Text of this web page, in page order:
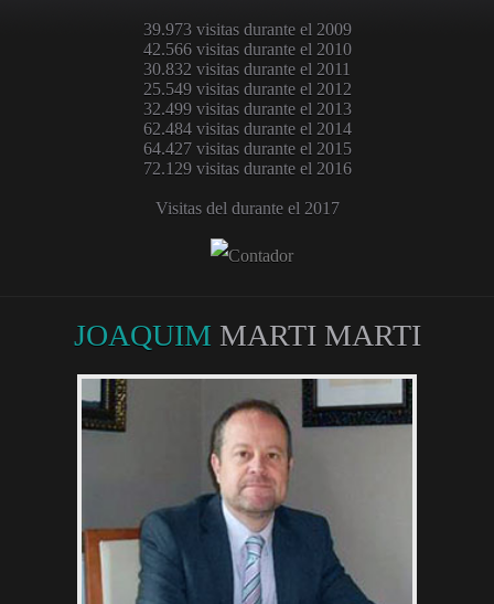
39.973 visitas durante el 2009
42.566 visitas durante el 2010
30.832 visitas durante el 2011
25.549 visitas durante el 2012
32.499 visitas durante el 2013
62.484 visitas durante el 2014
64.427 visitas durante el 2015
72.129 visitas durante el 2016
Visitas del durante el 2017
JOAQUIM MARTI MARTI